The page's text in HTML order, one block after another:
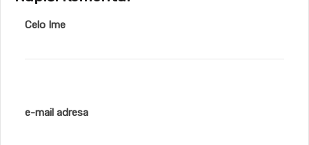
Celo Ime
e-mail adresa